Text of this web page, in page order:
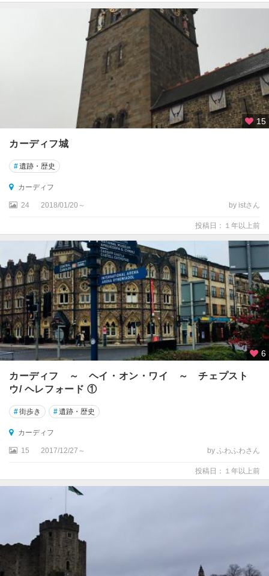
ロ
ス
タ
ー
ッ
ク
コ
ッ
ツ
ウ
ォ
ル
ズ
地
ン
ス
15
カーディフ城
#遺跡・歴史
カーディフ
24 2018/01/20～ by istさん
投稿日：１年以上前
6
カーディフ ～ ヘイ・オン・ワイ ～ チェプスト
ウ/ ヘレフォード ①
#街歩き #遺跡・歴史
カーディフ
15 2017/12/27～ by ふわふわさん
投稿日：１年以上前